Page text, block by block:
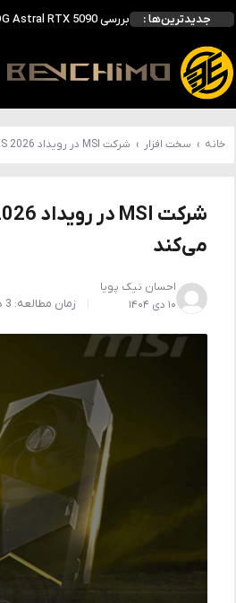
جدیدترین‌ها :
احتمال معرفی GeForce RTX 5070 SUPER با حافظه 18 گیگابایتی؛ ارتقای محسوس نسبت به مدل استاندارد
انویدیا پردازنده 88 هسته‌ای Vera را معرفی کرد؛ CPU اختصاصی برای نسل بعدی هوش مصنوعی
بالاخره سنسور Hotspot کارت‌های RTX 50 ظاهر شد؛ HWMonitor 1.65 تنها نماینده نمایش نیست
خانه › سخت افزار › شرکت MSI در رویداد CES 2026 از کارت‌گرافیک‌های سری افسانه‌ای GeForce RTX Lightning رونمایی می‌کند
می‌کند
احسان نیک پویا
۱۰ دی ۱۴۰۴
زمان مطالعه: 3 دقیقه